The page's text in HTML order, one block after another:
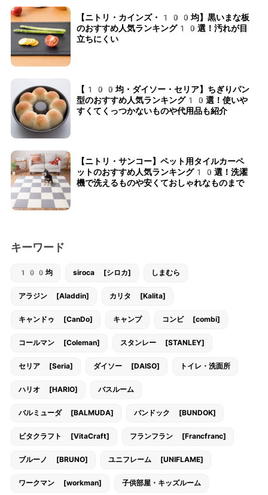
【ニトリ・カインズ・100均】黒いまな板
のおすすめ人気ランキング10選！汚れが目
立ちにくい
【100均・ダイソー・セリア】ちぎりパン
型のおすすめ人気ランキング10選！使いや
すくてくっつかないものや代用品も紹介
【ニトリ・サンコー】ペット用タイルカーペ
ットのおすすめ人気ランキング10選！洗濯
機で洗えるものや安くておしゃれなものまで
キーワード
100均 siroca [シロカ] しまむら
アラジン [Aladdin] カリタ [Kalita]
キャンドゥ [CanDo] キャンプ コンビ [combi]
コールマン [Coleman] スタンレー [STANLEY]
セリア [Seria] ダイソー [DAISO] トイレ・洗面所
ハリオ [HARIO] バスルーム
バルミューダ [BALMUDA] バンドック [BUNDOK]
ビタクラフト [VitaCraft] フランフラン [Francfranc]
ブルーノ [BRUNO] ユニフレーム [UNIFLAME]
ワークマン [workman] 子供部屋・キッズルーム